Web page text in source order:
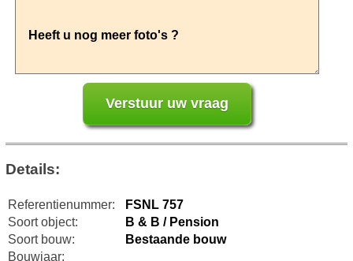
Details:
Referentienummer:
FSNL 757
Soort object:
B & B / Pension
Soort bouw:
Bestaande bouw
Bouwjaar: